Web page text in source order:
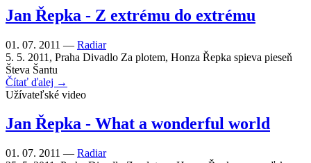
Jan Řepka - Z extrému do extrému
01. 07. 2011 — Radiar
5. 5. 2011, Praha Divadlo Za plotem, Honza Řepka spieva pieseň
Števa Šantu
Čítať ďalej →
Užívateľské video
Jan Řepka - What a wonderful world
01. 07. 2011 — Radiar